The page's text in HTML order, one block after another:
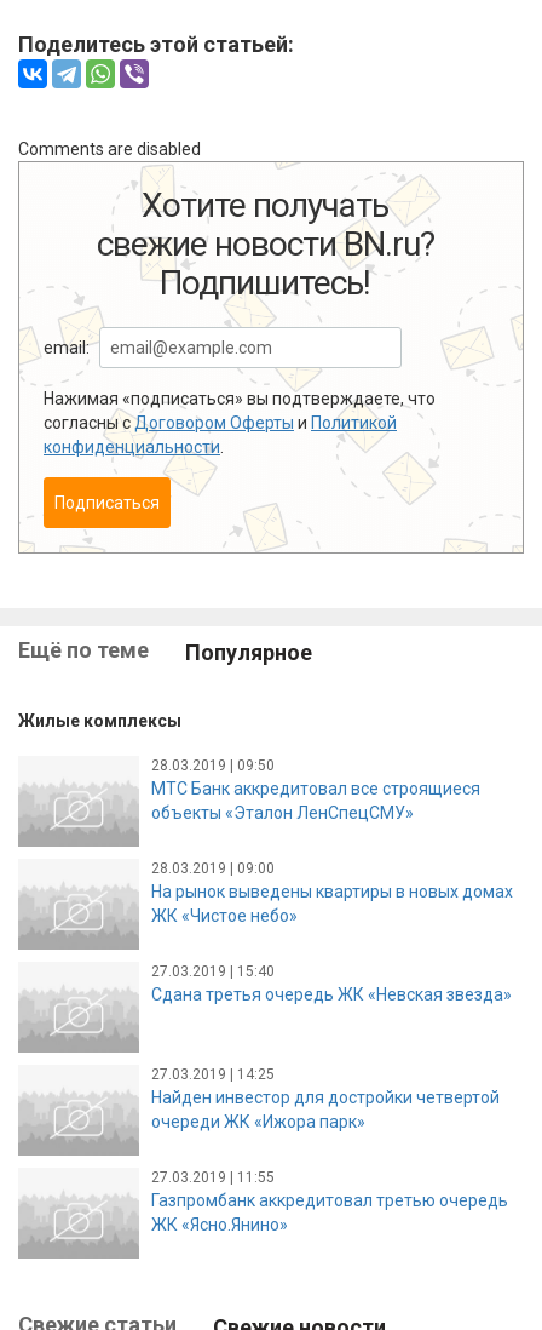
Поделитесь этой статьей:
Comments are disabled
Хотите получать
свежие новости BN.ru?
Подпишитесь!
email:
Нажимая «подписаться» вы подтверждаете, что
согласны сДоговором Оферты и Политикой
конфиденциальности
Подписаться
Ещё по теме Популярное
Жилые комплексы
28.03.2019 | 09:50
МТС Банк аккредитовал все строящиеся
объекты «Эталон ЛенСпецСМУ»
28.03.2019 | 09:00
На рынок выведены квартиры в новых домах
ЖК «Чистое небо»
27.03.2019 | 15:40
Сдана третья очередь ЖК «Невская звезда»
27.03.2019 | 14:25
Найден инвестор для достройки четвертой
очереди ЖК «Ижора парк»
27.03.2019 | 11:55
Газпромбанк аккредитовал третью очередь
ЖК «Ясно.Янино»
Свежие статьи